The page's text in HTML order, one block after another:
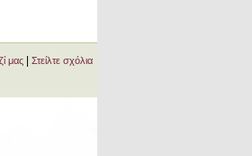
μας Στείλτε σχόλια